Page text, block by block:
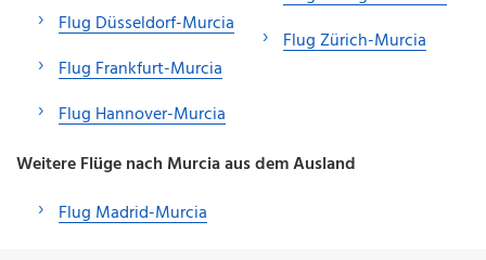
Flug Düsseldorf-Murcia
Flug Frankfurt-Murcia
Flug Hannover-Murcia
Flug Zürich-Murcia
Weitere Flüge nach Murcia aus dem Ausland
Flug Madrid-Murcia